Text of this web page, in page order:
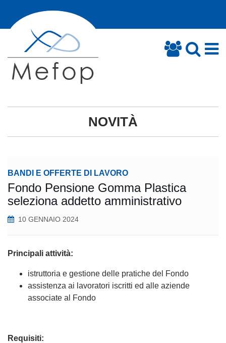
NOVITÀ
BANDI E OFFERTE DI LAVORO
Fondo Pensione Gomma Plastica
seleziona addetto amministrativo
10 GENNAIO 2024
Principali attività:
istruttoria e gestione delle pratiche del Fondo
assistenza ai lavoratori iscritti ed alle aziende
associate al Fondo
Requisiti: